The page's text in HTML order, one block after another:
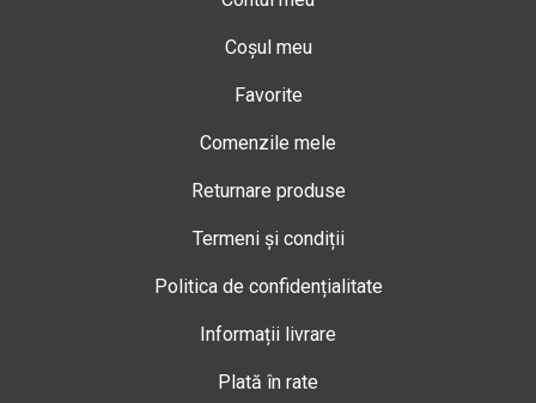
Coșul meu
Favorite
Comenzile mele
Returnare produse
Termeni și condiții
Politica de confidențialitate
Informații livrare
Plată în rate